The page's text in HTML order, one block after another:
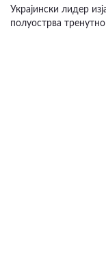
Украјински лидер
полуострва